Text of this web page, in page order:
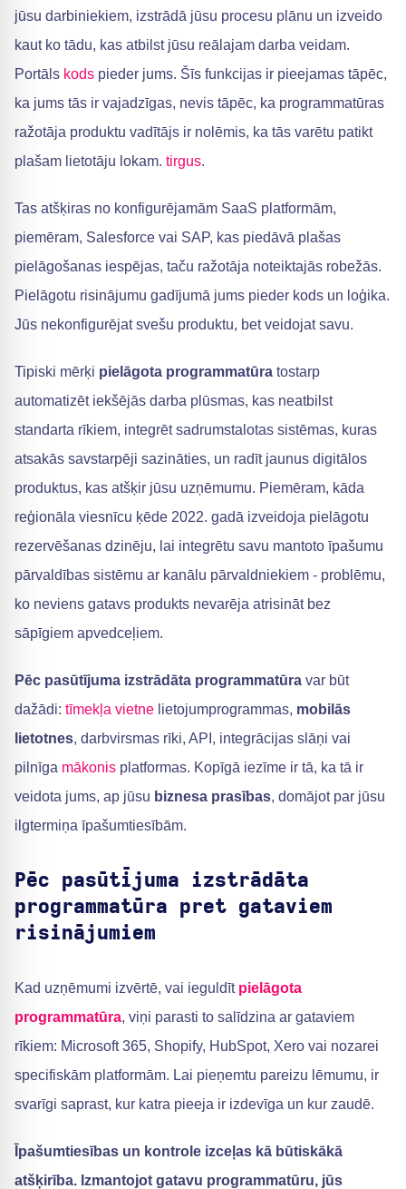
jūsu darbiniekiem, izstrādā jūsu procesu plānu un izveido
kaut ko tādu, kas atbilst jūsu reālajam darba veidam.
Portāls kods pieder jums. Šīs funkcijas ir pieejamas tāpēc,
ka jums tās ir vajadzīgas, nevis tāpēc, ka programmatūras
ražotāja produktu vadītājs ir nolēmis, ka tās varētu patikt
plašam lietotāju lokam. tirgus.
Tas atšķiras no konfigurējamām SaaS platformām,
piemēram, Salesforce vai SAP, kas piedāvā plašas
pielāgošanas iespējas, taču ražotāja noteiktajās robežās.
Pielāgotu risinājumu gadījumā jums pieder kods un loģika.
Jūs nekonfigurējat svešu produktu, bet veidojat savu.
Tipiski mērķi pielāgota programmatūra tostarp
automatizēt iekšējās darba plūsmas, kas neatbilst
standarta rīkiem, integrēt sadrumstalotas sistēmas, kuras
atsakās savstarpēji sazināties, un radīt jaunus digitālos
produktus, kas atšķir jūsu uzņēmumu. Piemēram, kāda
reģionāla viesnīcu ķēde 2022. gadā izveidoja pielāgotu
rezervēšanas dzinēju, lai integrētu savu mantoto īpašumu
pārvaldības sistēmu ar kanālu pārvaldniekiem - problēmu,
ko neviens gatavs produkts nevarēja atrisināt bez
sāpīgiem apvedceļiem.
Pēc pasūtījuma izstrādāta programmatūra var būt
dažādi: tīmekļa vietne lietojumprogrammas, mobilās
lietotnes, darbvirsmas rīki, API, integrācijas slāņi vai
pilnīga mākonis platformas. Kopīgā iezīme ir tā, ka tā ir
veidota jums, ap jūsu biznesa prasības, domājot par jūsu
ilgtermiņa īpašumtiesībām.
Pēc pasūtījuma izstrādāta
programmatūra pret gataviem
risinājumiem
Kad uzņēmumi izvērtē, vai ieguldīt pielāgota
programmatūra, viņi parasti to salīdzina ar gataviem
rīkiem: Microsoft 365, Shopify, HubSpot, Xero vai nozarei
specifiskām platformām. Lai pieņemtu pareizu lēmumu, ir
svarīgi saprast, kur katra pieeja ir izdevīga un kur zaudē.
Īpašumtiesības un kontrole izceļas kā būtiskākā
atšķirība. Izmantojot gatavu programmatūru, jūs